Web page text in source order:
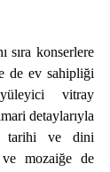
sıra konserlere
de ev sahipliği
vitray
detaylarıyla
tarihi ve dini
mozaiğe de